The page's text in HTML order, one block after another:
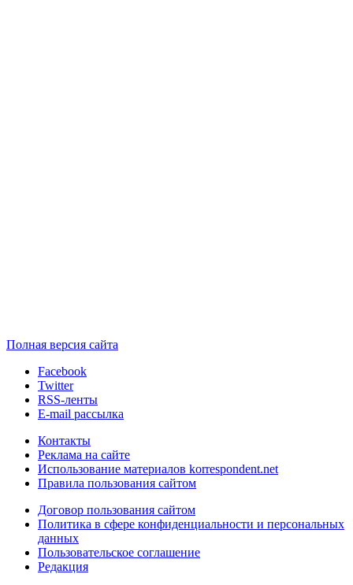
Полная версия сайта
Facebook
Twitter
RSS-ленты
E-mail рассылка
Контакты
Реклама на сайте
Использование материалов korrespondent.net
Правила пользования сайтом
Договор пользования сайтом
Политика в сфере конфиденциальности и персональных
данных
Пользовательское соглашение
Редакция